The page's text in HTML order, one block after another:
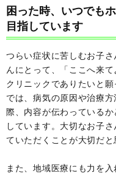
困った時、いつでも
目指しています
つらい症状に苦しむお子
んにとって、「ここへ来
クリニックでありたいと
では、病気の原因や治療
際、内容が伝わっている
しています。大切なお子
ていただくことが大切だと
また、地域医療にも力を